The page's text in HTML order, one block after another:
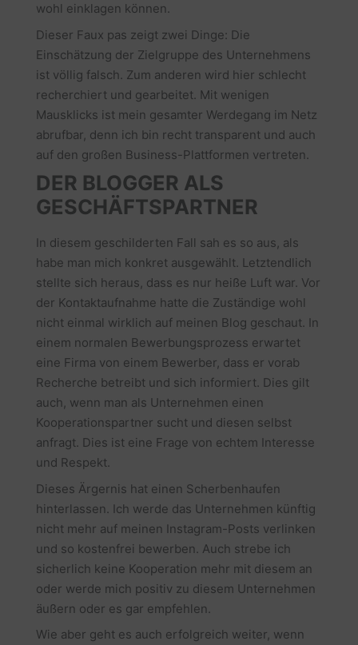
wohl einklagen können.
Dieser Faux pas zeigt zwei Dinge: Die
Einschätzung der Zielgruppe des Unternehmens
ist völlig falsch. Zum anderen wird hier schlecht
recherchiert und gearbeitet. Mit wenigen
Mausklicks ist mein gesamter Werdegang im Netz
abrufbar, denn ich bin recht transparent und auch
auf den großen Business-Plattformen vertreten.
DER BLOGGER ALS
GESCHÄFTSPARTNER
In diesem geschilderten Fall sah es so aus, als
habe man mich konkret ausgewählt. Letztendlich
stellte sich heraus, dass es nur heiße Luft war. Vor
der Kontaktaufnahme hatte die Zuständige wohl
nicht einmal wirklich auf meinen Blog geschaut. In
einem normalen Bewerbungsprozess erwartet
eine Firma von einem Bewerber, dass er vorab
Recherche betreibt und sich informiert. Dies gilt
auch, wenn man als Unternehmen einen
Kooperationspartner sucht und diesen selbst
anfragt. Dies ist eine Frage von echtem Interesse
und Respekt.
Dieses Ärgernis hat einen Scherbenhaufen
hinterlassen. Ich werde das Unternehmen künftig
nicht mehr auf meinen Instagram-Posts verlinken
und so kostenfrei bewerben. Auch strebe ich
sicherlich keine Kooperation mehr mit diesem an
oder werde mich positiv zu diesem Unternehmen
äußern oder es gar empfehlen.
Wie aber geht es auch erfolgreich weiter, wenn